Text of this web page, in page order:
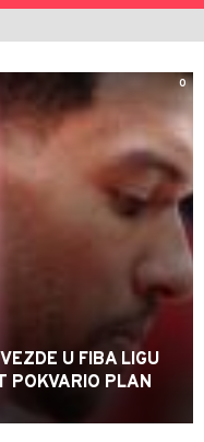
0
U FIBA LIGU
POKVARIO PLAN